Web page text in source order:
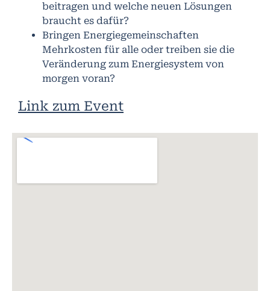
beitragen und welche neuen Lösungen
braucht es dafür?
Bringen Energiegemeinschaften
Mehrkosten für alle oder treiben sie die
Veränderung zum Energiesystem von
morgen voran?
Link zum Event